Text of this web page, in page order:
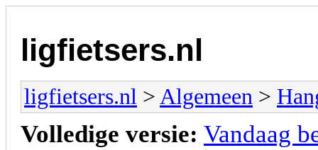
ligfietsers.nl
ligfietsers.nl > Algemeen >
Volledige versie: Vandaag